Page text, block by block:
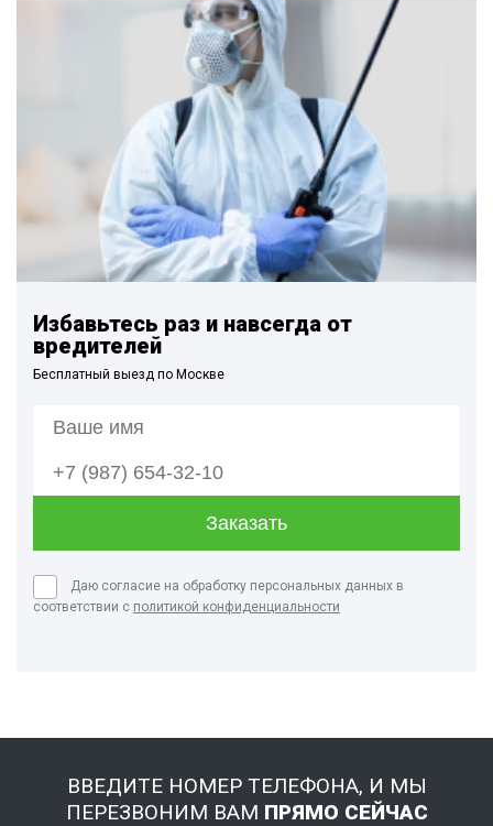
Избавьтесь раз и навсегда от
вредителей
Бесплатный выезд по Москве
Даю согласие на обработку персональных данных в
соответствии с политикой конфиденциальности
ВВЕДИТЕ НОМЕР ТЕЛЕФОНА, И МЫ
ПЕРЕЗВОНИМ ВАМ ПРЯМО СЕЙЧАС